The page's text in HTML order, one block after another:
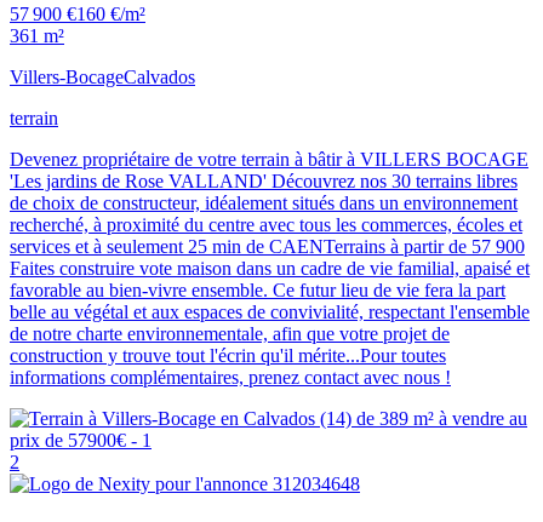
57 900 €160 €/m²
361 m²
Villers-BocageCalvados
terrain
Devenez propriétaire de votre terrain à bâtir à VILLERS BOCAGE
'Les jardins de Rose VALLAND' Découvrez nos 30 terrains libres
de choix de constructeur, idéalement situés dans un environnement
recherché, à proximité du centre avec tous les commerces, écoles et
services et à seulement 25 min de CAENTerrains à partir de 57 900
Faites construire vote maison dans un cadre de vie familial, apaisé et
favorable au bien-vivre ensemble. Ce futur lieu de vie fera la part
belle au végétal et aux espaces de convivialité, respectant l'ensemble
de notre charte environnementale, afin que votre projet de
construction y trouve tout l'écrin qu'il mérite...Pour toutes
informations complémentaires, prenez contact avec nous !
2